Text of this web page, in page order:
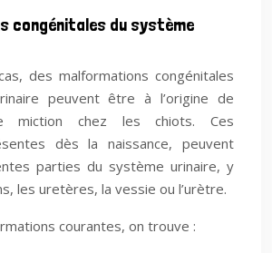
congénitales du système
des malformations congénitales
peuvent être à l’origine de
miction chez les chiots. Ces
dès la naissance, peuvent
parties du système urinaire, y
les uretères, la vessie ou l’urètre.
courantes, on trouve :